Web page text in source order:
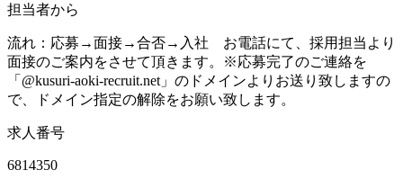
担当者から
流れ：応募→面接→合否→入社 お電話にて、採用担当より
面接のご案内をさせて頂きます。※応募完了のご連絡を
「@kusuri-aoki-recruit.net」のドメインよりお送り致しますの
で、ドメイン指定の解除をお願い致します。
求人番号
6814350